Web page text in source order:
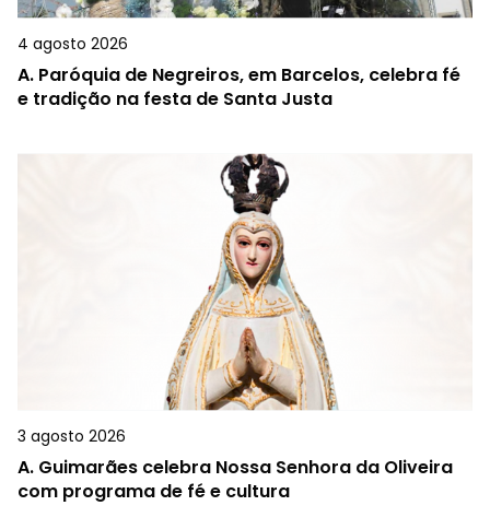
4 agosto 2026
A. Paróquia de Negreiros, em Barcelos, celebra fé
e tradição na festa de Santa Justa
3 agosto 2026
A. Guimarães celebra Nossa Senhora da Oliveira
com programa de fé e cultura